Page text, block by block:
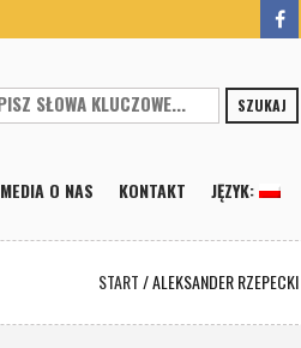
SZUKAJ
MEDIA O NAS KONTAKT JĘZYK:
START/ALEKSANDER RZEPECKI